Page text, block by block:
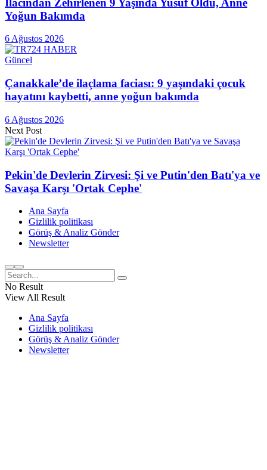
Yoğun Bakımda
6 Ağustos 2026
Güncel
Çanakkale’de ilaçlama faciası: 9 yaşındaki çocuk
hayatını kaybetti, anne yoğun bakımda
6 Ağustos 2026
Next Post
Pekin'de Devlerin Zirvesi: Şi ve Putin'den Batı'ya ve
Savaşa Karşı 'Ortak Cephe'
Ana Sayfa
Gizlilik politikası
Görüş & Analiz Gönder
Newsletter
No Result
View All Result
Ana Sayfa
Gizlilik politikası
Görüş & Analiz Gönder
Newsletter